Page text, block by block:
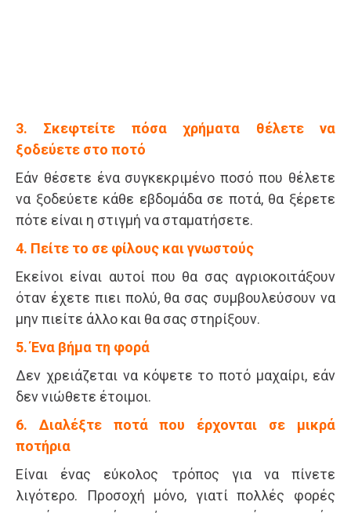
3. Σκεφτείτε πόσα χρήματα θέλετε να
ξοδεύετε στο ποτό
Εάν θέσετε ένα συγκεκριμένο ποσό που θέλετε
να ξοδεύετε κάθε εβδομάδα σε ποτά, θα ξέρετε
πότε είναι η στιγμή να σταματήσετε.
4. Πείτε το σε φίλους και γνωστούς
Εκείνοι είναι αυτοί που θα σας αγριοκοιτάξουν
όταν έχετε πιει πολύ, θα σας συμβουλεύσουν να
μην πιείτε άλλο και θα σας στηρίξουν.
5. Ένα βήμα τη φορά
Δεν χρειάζεται να κόψετε το ποτό μαχαίρι, εάν
δεν νιώθετε έτοιμοι.
6. Διαλέξτε ποτά που έρχονται σε μικρά
ποτήρια
Είναι ένας εύκολος τρόπος για να πίνετε
λιγότερο. Προσοχή μόνο, γιατί πολλές φορές